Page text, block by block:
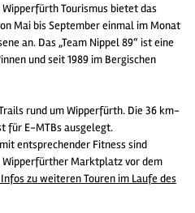
Tourismus bietet das
Mai bis September einmal im Monat
an. Das „Team Nippel 89“ ist eine
und seit 1989 im Bergischen
rund um Wipperfürth. Die 36 km-
für E-MTBs ausgelegt.
entsprechender Fitness sind
Marktplatz vor dem
zu weiteren Touren im Laufe des